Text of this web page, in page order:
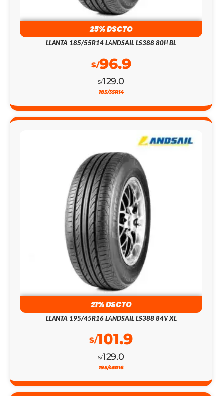
25% DSCTO
LLANTA 185/55R14 LANDSAIL LS388 80H BL
S/129.0
S/96.9
185/55R14
21% DSCTO
LLANTA 195/45R16 LANDSAIL LS388 84V XL
S/129.0
S/101.9
195/45R16